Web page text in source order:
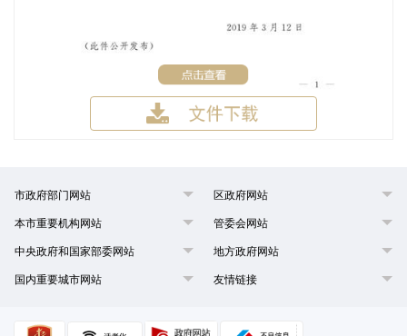
市政府部门网站 区政府网站
本市重要机构网站 管委会网站
中央政府和国家部委网站 地方政府网站
国内重要城市网站 友情链接